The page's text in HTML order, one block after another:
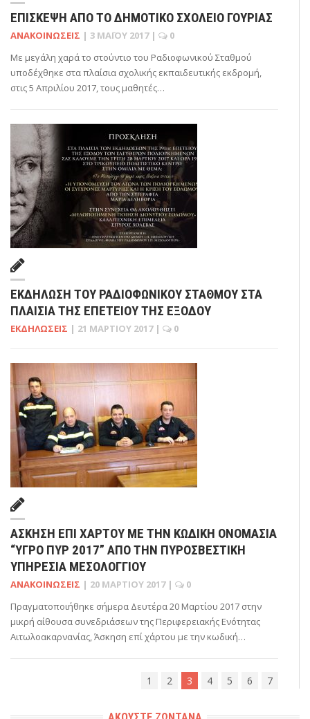
ΕΠΊΣΚΕΨΗ ΑΠΌ ΤΟ ΔΗΜΟΤΙΚΌ ΣΧΟΛΕΊΟ ΓΟΥΡΙΆΣ
ΑΝΑΚΟΙΝΏΣΕΙΣ | 3 ΜΑΪ́ΟΥ 2017 |
0
Με μεγάλη χαρά το στούντιο του Ραδιοφωνικού Σταθμού
υποδέχθηκε στα πλαίσια σχολικής εκπαιδευτικής εκδρομή,
στις 5 Απριλίου 2017, τους μαθητές…
ΕΚΔΉΛΩΣΗ ΤΟΥ ΡΑΔΙΟΦΩΝΙΚΟΎ ΣΤΑΘΜΟΎ ΣΤΑ
ΠΛΑΊΣΙΑ ΤΗΣ ΕΠΕΤΕΊΟΥ ΤΗΣ ΕΞΌΔΟΥ
ΕΚΔΗΛΏΣΕΙΣ | 21 ΜΑΡΤΊΟΥ 2017 | 0
ΆΣΚΗΣΗ ΕΠΊ ΧΆΡΤΟΥ ΜΕ ΤΗΝ ΚΩΔΙΚΉ ΟΝΟΜΑΣΊΑ
“ΥΓΡΟ ΠΥΡ 2017” ΑΠΌ ΤΗΝ ΠΥΡΟΣΒΕΣΤΙΚΉ
ΥΠΗΡΕΣΊΑ ΜΕΣΟΛΟΓΓΊΟΥ
ΑΝΑΚΟΙΝΏΣΕΙΣ | 20 ΜΑΡΤΊΟΥ 2017 |
0
Πραγματοποιήθηκε σήμερα Δευτέρα 20 Μαρτίου 2017 στην
μικρή αίθουσα συνεδριάσεων της Περιφερειακής Ενότητας
Αιτωλοακαρνανίας, Άσκηση επί χάρτου με την κωδική…
1 2 3 4 5 6 7